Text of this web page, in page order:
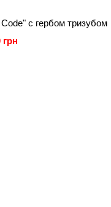
с гербом тризубом
грн